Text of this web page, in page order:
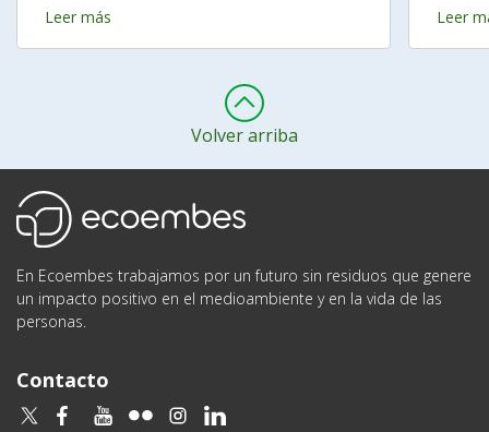
Leer más Leer
Volver arriba
En Ecoembes trabajamos por un futuro sin residuos que genere
un impacto positivo en el medioambiente y en la vida de las
personas.
Contacto
twitterfacebook
youtube
flickr instagram
linkedin